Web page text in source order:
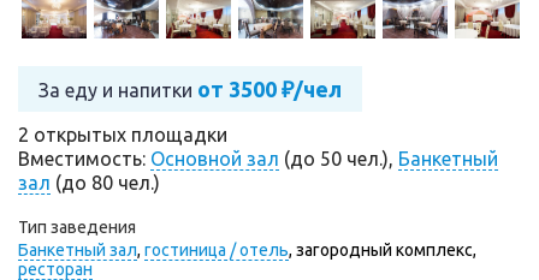
За еду и напитки от 3500 ₽/чел
2 открытых площадки
Вместимость: Основной зал (до 50 чел.), Банкетный
зал (до 80 чел.)
Тип заведения
Банкетный зал, гостиница / отель, загородный комплекс,
ресторан